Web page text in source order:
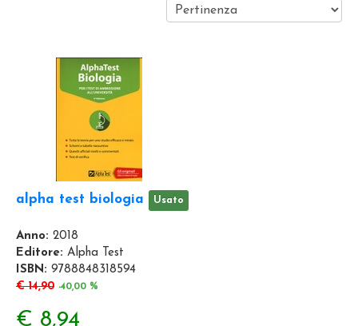
alpha test biologia Usato
Anno: 2018
Editore: Alpha Test
ISBN: 9788848318594
€ 14,90 -40,00 %
€ 8,94